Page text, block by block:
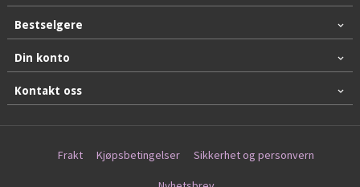
Bestselgere
Din konto
Kontakt oss
Frakt Kjøpsbetingelser Sikkerhet og personvern